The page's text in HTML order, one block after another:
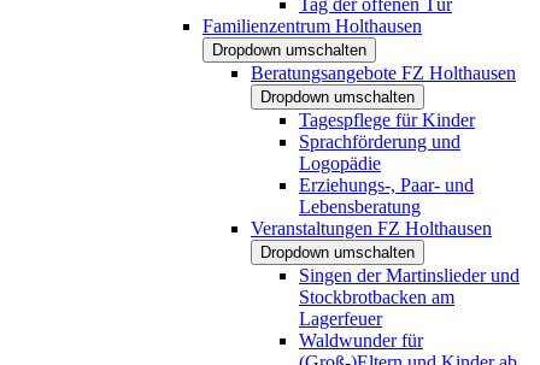
Familienzentrum Holthausen
Dropdown umschalten
Beratungsangebote FZ Holthausen
Dropdown umschalten
Tagespflege für Kinder
Sprachförderung und
Logopädie
Erziehungs-, Paar- und
Lebensberatung
Veranstaltungen FZ Holthausen
Dropdown umschalten
Singen der Martinslieder und
Stockbrotbacken am
Lagerfeuer
Waldwunder für